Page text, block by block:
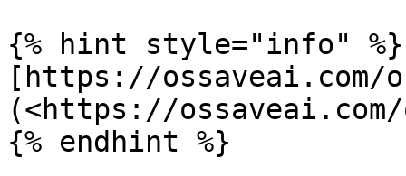
{% hint style="info" %}
[https://ossaveai.com/
(<https://
{% endhint %}